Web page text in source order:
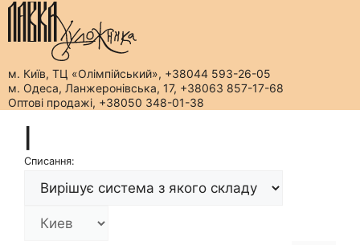
м. Київ, ТЦ «Олімпійський», +38044 593-26-05
м. Одеса, Ланжеронівська, 17, +38063 857-17-68
Оптові продажі, +38050 348-01-38
вмістуСписання: